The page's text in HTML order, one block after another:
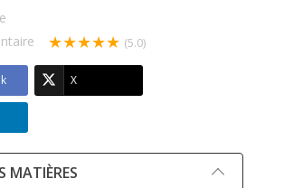
★★★★★ (5.0)
X
MATIÈRES